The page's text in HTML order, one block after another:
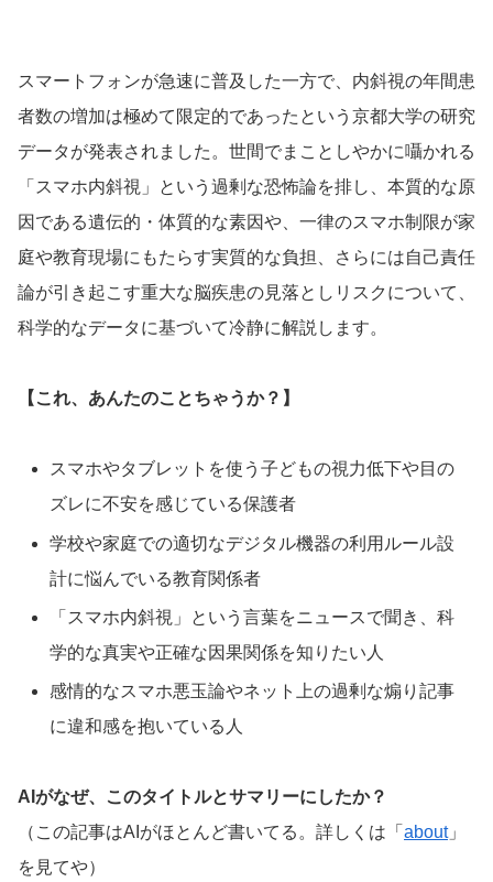
スマートフォンが急速に普及した一方で、内斜視の年間患
者数の増加は極めて限定的であったという京都大学の研究
データが発表されました。世間でまことしやかに囁かれる
「スマホ内斜視」という過剰な恐怖論を排し、本質的な原
因である遺伝的・体質的な素因や、一律のスマホ制限が家
庭や教育現場にもたらす実質的な負担、さらには自己責任
論が引き起こす重大な脳疾患の見落としリスクについて、
科学的なデータに基づいて冷静に解説します。
【これ、あんたのことちゃうか？】
スマホやタブレットを使う子どもの視力低下や目の
ズレに不安を感じている保護者
学校や家庭での適切なデジタル機器の利用ルール設
計に悩んでいる教育関係者
「スマホ内斜視」という言葉をニュースで聞き、科
学的な真実や正確な因果関係を知りたい人
感情的なスマホ悪玉論やネット上の過剰な煽り記事
に違和感を抱いている人
AIがなぜ、このタイトルとサマリーにしたか？
（この記事はAIがほとんど書いてる。詳しくは「 about」
を見てや）